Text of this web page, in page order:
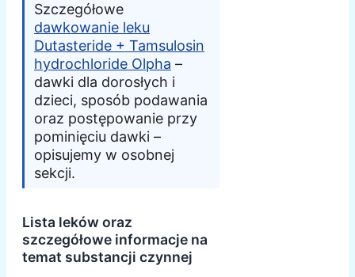
Szczegółowe
dawkowanie leku
Dutasteride + Tamsulosin
hydrochloride Olpha –
dawki dla dorosłych i
dzieci, sposób podawania
oraz postępowanie przy
pominięciu dawki –
opisujemy w osobnej
sekcji.
Lista leków oraz
szczegółowe informacje na
temat substancji czynnej